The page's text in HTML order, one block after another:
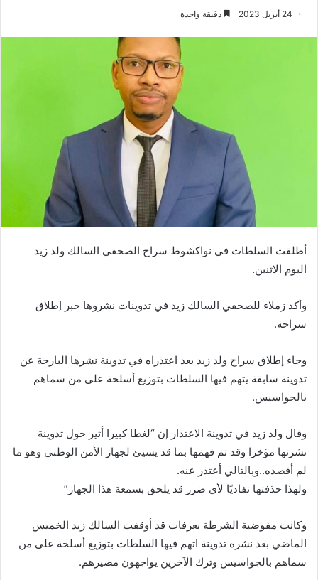
24 أبريل 2023 دقيقة واحدة
أطلقت السلطات في نواكشوط سراح الصحفي السالك ولد زيد
اليوم الاثنين.
وأكد زملاء للصحفي السالك زيد في تدوينات نشروها خبر إطلاق
سراحه.
وجاء إطلاق سراح ولد زيد بعد اعتذراه في تدوينة نشرها البارحة عن
تدوينة سابقة يتهم فيها السلطات بتوزيع أسلحة على من سماهم
بالجواسيس.
وقال ولد زيد في تدوينة الاعتذار إن “لغطا كبيرا أثير حول تدوينة
نشرتها مؤخرا وقد تم فهمها بما قد يسيئ لجهاز الأمن الوطني وهو ما
لم أقصده..وبالتالي أعتذر عنه.
ولهذا حذفتها تفاديًا لأي ضرر قد يلحق بسمعة هذا الجهاز”
وكانت مفوضية الشرطة بعرفات قد أوقفت السالك زيد الخميس
الماضي بعد نشره تدوينة اتهم فيها السلطات بتوزيع أسلحة على من
سماهم بالجواسيس وترك الآخرين يواجهون مصيرهم.